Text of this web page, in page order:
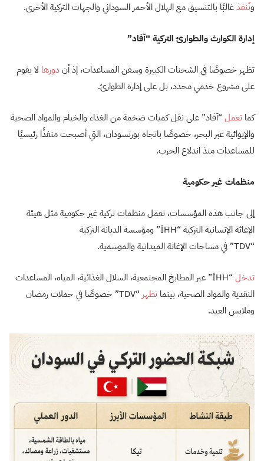
وتُنفذغالبًا بالتنسيق مع الهلال الأحمر السوداني والجهات التركية الأخرى.
إدارة الكوارث والطوارئ التركية “آفاد”
تظهر خصوصًا في الشحنات الكبيرة وسفن المساعدات، إذ أندورها لا يقوم
على مشروع خدمي محدد، بل على إدارة الطوارئ.
كما تعمل“آفاد” على نقل كميات ضخمة من الغذاء والخيام والمواد الصحية
والإيوائية عبر البحر، خصوصًا باتجاه بورتسودان، التي أصبحت منفذًا رئيسيًا
للمساعدات منذ اندلاع الحرب.
منظمات غير حكومية
إلى جانب هذه المؤسسات، تعمل منظمات تركية غير حكومية مثل هيئة
الإغاثة الإنسانية التركية “İHH” ومؤسسة الديانة التركية
“TDV” في مساحات الإغاثة الميدانية والموسمية.
تدخل
“İHH” عبر المطابخ المجتمعية، السلال الغذائية، المياه، المساعدات
النقدية والمواد الصحية، بينما تظهر
“TDV” خصوصًا في حملات رمضان
وملابس العيد.